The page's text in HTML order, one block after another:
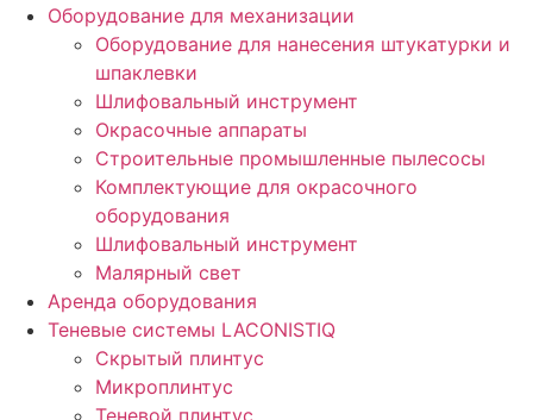
Оборудование для механизации
Оборудование для нанесения штукатурки и
шпаклевки
Шлифовальный инструмент
Окрасочные аппараты
Строительные промышленные пылесосы
Комплектующие для окрасочного
оборудования
Шлифовальный инструмент
Малярный свет
Аренда оборудования
Теневые системы LACONISTIQ
Скрытый плинтус
Микроплинтус
Теневой плинтус